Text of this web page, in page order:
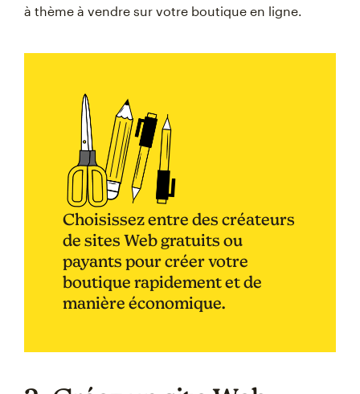
à thème à vendre sur votre boutique en ligne.
Choisissez entre des créateurs
de sites Web gratuits ou
payants pour créer votre
boutique rapidement et de
manière économique.